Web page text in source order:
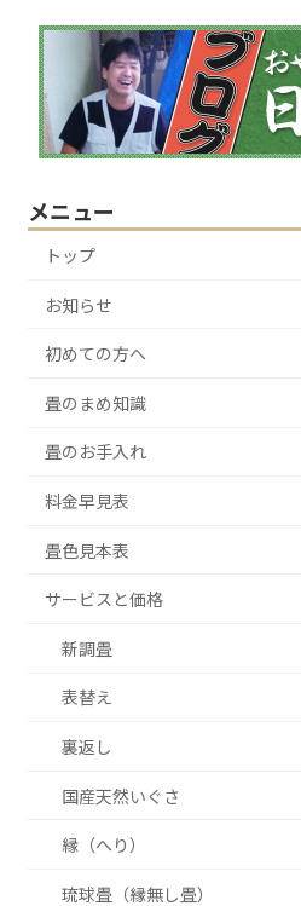
メニュー
トップ
お知らせ
初めての方へ
畳のまめ知識
畳のお手入れ
料金早見表
畳色見本表
サービスと価格
新調畳
表替え
裏返し
国産天然いぐさ
縁（へり）
琉球畳（縁無し畳）